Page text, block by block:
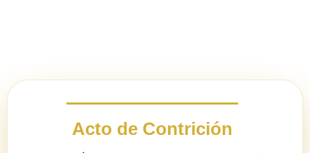
Acto de Contrición